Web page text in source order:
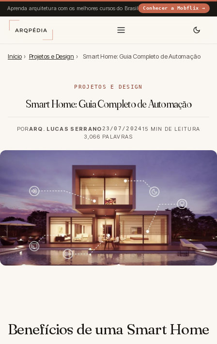
Aprenda arquitetura com os melhores cursos do Brasil Conhecer a Mobflix →
Início › Projetos e Design › Smart Home: Guia Completo de Automação
PROJETOS E DESIGN
Smart Home: Guia Completo de Automação
PORARQ. LUCAS SERRANO23/07/2024 15 MIN DE LEITURA
3,066 PALAVRAS
Benefícios de uma Smart Home